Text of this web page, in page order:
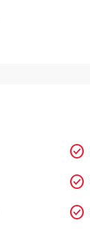
check_circle
check_circle
check_circle